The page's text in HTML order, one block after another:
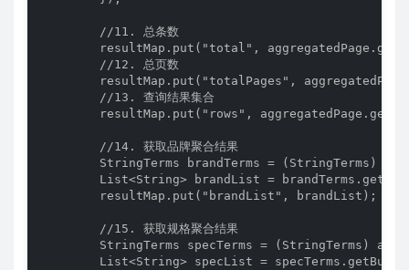
        //11. 总条数
resultMap.put("total",
        //12. 总页数
resultMap.put("totalPages",
        //13. 查询结果集合
resultMap.put("rows",
        //14. 获取品牌聚合结果
StringTerms brandTerms = (StringTerms)
List<String> brandList =
        resultMap.put("brandList", brandList);
        //15. 获取规格聚合结果
StringTerms specTerms = (StringTerms)
List<String> specList =